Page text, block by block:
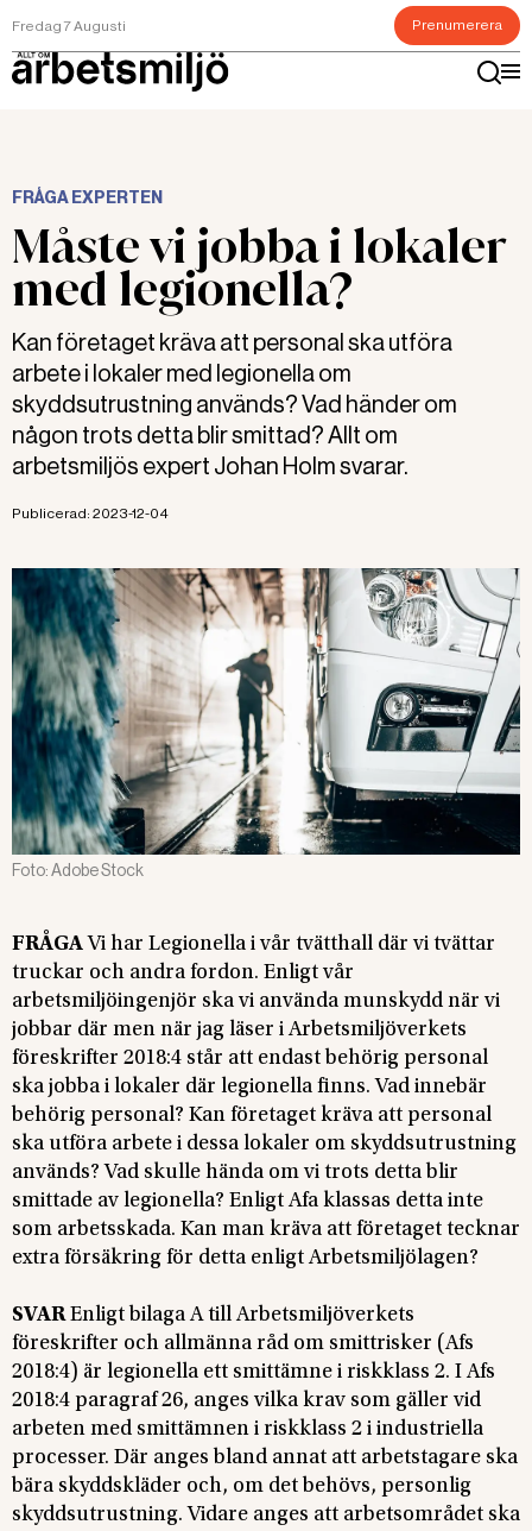
Fredag 7 Augusti Prenumerera
FRÅGA EXPERTEN
Måste vi jobba i lokaler
med legionella?
Kan företaget kräva att personal ska utföra
arbete i lokaler med legionella om
skyddsutrustning används? Vad händer om
någon trots detta blir smittad? Allt om
arbetsmiljös expert Johan Holm svarar.
Publicerad: 2023-12-04
Foto:Adobe Stock
FRÅGA Vi har Legionella i vår tvätthall där vi tvättar
truckar och andra fordon. Enligt vår
arbetsmiljöingenjör ska vi använda munskydd när vi
jobbar där men när jag läser i Arbetsmiljöverkets
föreskrifter 2018:4 står att endast behörig personal
ska jobba i lokaler där legionella finns. Vad innebär
behörig personal? Kan företaget kräva att personal
ska utföra arbete i dessa lokaler om skyddsutrustning
används? Vad skulle hända om vi trots detta blir
smittade av legionella? Enligt Afa klassas detta inte
som arbetsskada. Kan man kräva att företaget tecknar
extra försäkring för detta enligt Arbetsmiljölagen?
SVAREnligt bilaga A till Arbetsmiljöverkets
föreskrifter och allmänna råd om smittrisker (Afs
2018:4) är legionella ett smittämne i riskklass 2. I Afs
2018:4 paragraf 26, anges vilka krav som gäller vid
arbeten med smittämnen i riskklass 2 i industriella
processer. Där anges bland annat att arbetstagare ska
bära skyddskläder och, om det behövs, personlig
skyddsutrustning. Vidare anges att arbetsområdet ska